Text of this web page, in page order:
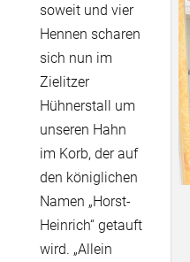
soweit und vier
Hennen scharen
sich nun im
Zielitzer
Hühnerstall um
unseren Hahn
im Korb, der auf
den königlichen
Namen „Horst-
Heinrich“ getauft
wird. „Allein